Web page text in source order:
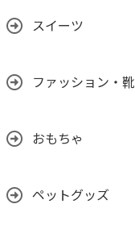
スイーツ
ファッション・靴
おもちゃ
ペットグッズ